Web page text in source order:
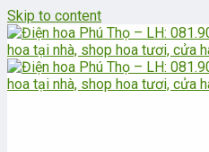
Skip to content